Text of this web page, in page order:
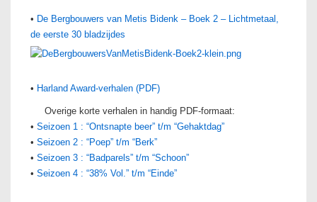
• De Bergbouwers van Metis Bidenk – Boek 2 – Lichtmetaal,
de eerste 30 bladzijdes
• Harland Award-verhalen (PDF)
Overige korte verhalen in handig PDF-formaat:
• Seizoen 1 : “Ontsnapte beer” t/m “Gehaktdag”
• Seizoen 2 : “Poep” t/m “Berk”
• Seizoen 3 : “Badparels” t/m “Schoon”
• Seizoen 4 : “38% Vol.” t/m “Einde”